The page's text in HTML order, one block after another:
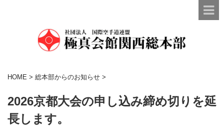
HOME > 総本部からのお知らせ >
2026京都大会の申し込み締め切りを延
長します。